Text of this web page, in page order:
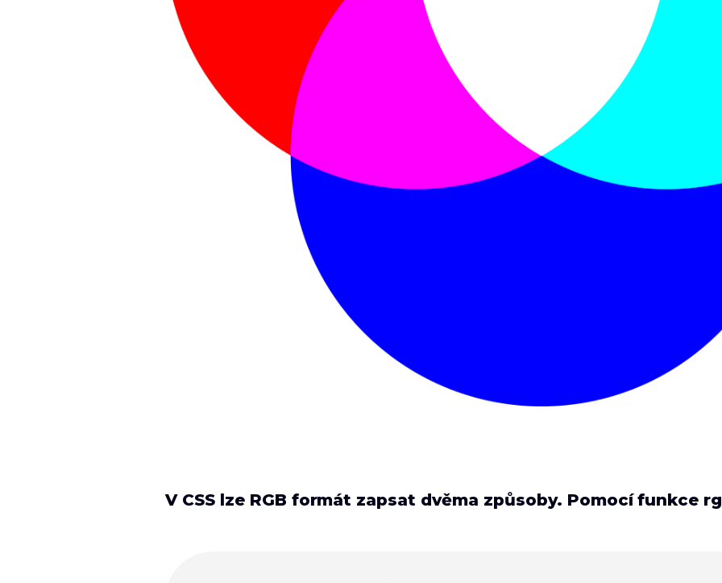
V CSS lze RGB formát zapsat dvěma způsoby. Pomocí funkce